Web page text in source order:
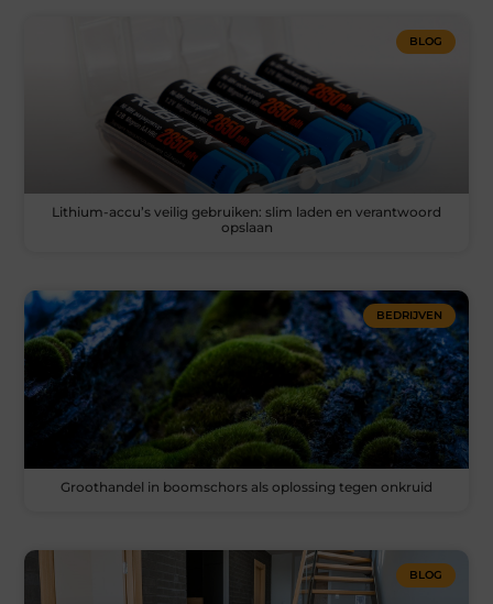
BLOG
Lithium-accu’s veilig gebruiken: slim laden en verantwoord
opslaan
BEDRIJVEN
Groothandel in boomschors als oplossing tegen onkruid
BLOG